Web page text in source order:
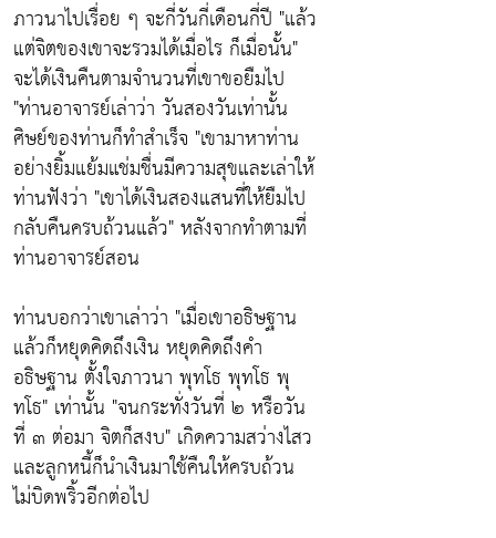
ภาวนาไปเรื่อย ๆ จะกี่วันกี่เดือนกี่ปี "แล้ว
แต่จิตของเขาจะรวมได้เมื่อไร ก็เมื่อนั้น"
จะได้เงินคืนตามจำนวนที่เขาขอยืมไป
"ท่านอาจารย์เล่าว่า วันสองวันเท่านั้น
ศิษย์ของท่านก็ทำสำเร็จ "เขามาหาท่าน
อย่างยิ้มแย้มแช่มชื่นมีความสุขและเล่าให้
ท่านฟังว่า "เขาได้เงินสองแสนที่ให้ยืมไป
กลับคืนครบถ้วนแล้ว"หลังจากทำตามที่
ท่านอาจารย์สอน
ท่านบอกว่าเขาเล่าว่า "เมื่อเขาอธิษฐาน
แล้วก็หยุดคิดถึงเงิน หยุดคิดถึงคำ
อธิษฐาน ตั้งใจภาวนา พุทโธ พุทโธ พุ
ทโธ" เท่านั้น "จนกระทั่งวันที่ ๒ หรือวัน
ที่ ๓ ต่อมา จิตก็สงบ" เกิดความสว่างไสว
และลูกหนี้ก็นำเงินมาใช้คืนให้ครบถ้วน
ไม่บิดพริ้วอีกต่อไป